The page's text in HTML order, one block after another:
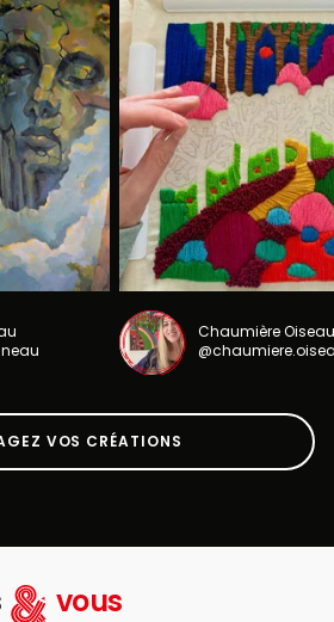
Chaumière Oiseau
VOS CRÉATIONS
vous